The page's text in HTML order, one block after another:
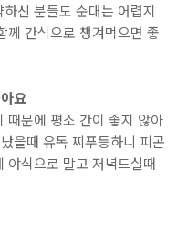
신 분들도 순대는 어렵지
께 간식으로 챙겨먹으면 좋
요
때문에 평소 간이 좋지 않아
을때 유독 찌푸등하니 피곤
야식으로 말고 저녁드실때